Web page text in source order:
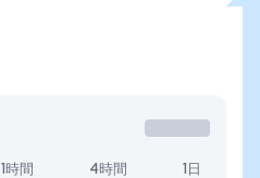
1時間 4時間 1日